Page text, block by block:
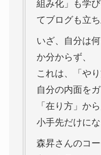
組み化」も学
てブログも立
いざ、自分は
か分からず、
これは、「や
自分の内面を
「在り方」か
小手先だけに
森昇さんのコ